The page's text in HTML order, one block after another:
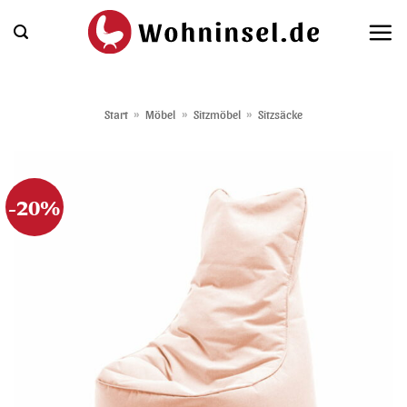
Inhalt
Start » Möbel » Sitzmöbel » Sitzsäcke
-20%